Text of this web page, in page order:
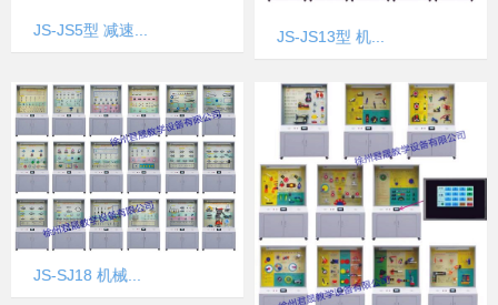
JS-JS5型 减速... JS-JS13型 机...
JS-SJ18 机械...